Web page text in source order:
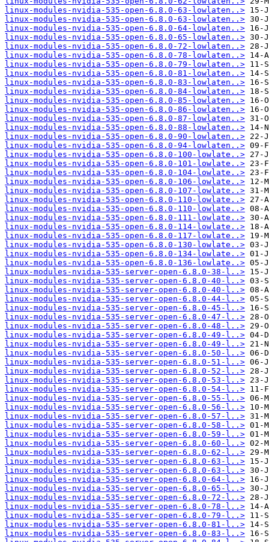
linux-modules-nvidia-535-open-6.8.0-63-lowlaten..>
linux-modules-nvidia-535-open-6.8.0-63-lowlaten..>
linux-modules-nvidia-535-open-6.8.0-64-lowlaten..>
linux-modules-nvidia-535-open-6.8.0-65-lowlaten..>
linux-modules-nvidia-535-open-6.8.0-72-lowlaten..>
linux-modules-nvidia-535-open-6.8.0-78-lowlaten..>
linux-modules-nvidia-535-open-6.8.0-79-lowlaten..>
linux-modules-nvidia-535-open-6.8.0-81-lowlaten..>
linux-modules-nvidia-535-open-6.8.0-83-lowlaten..>
linux-modules-nvidia-535-open-6.8.0-84-lowlaten..>
linux-modules-nvidia-535-open-6.8.0-85-lowlaten..>
linux-modules-nvidia-535-open-6.8.0-86-lowlaten..>
linux-modules-nvidia-535-open-6.8.0-87-lowlaten..>
linux-modules-nvidia-535-open-6.8.0-88-lowlaten..>
linux-modules-nvidia-535-open-6.8.0-90-lowlaten..>
linux-modules-nvidia-535-open-6.8.0-94-lowlaten..>
linux-modules-nvidia-535-open-6.8.0-100-lowlate..>
linux-modules-nvidia-535-open-6.8.0-101-lowlate..>
linux-modules-nvidia-535-open-6.8.0-104-lowlate..>
linux-modules-nvidia-535-open-6.8.0-106-lowlate..>
linux-modules-nvidia-535-open-6.8.0-107-lowlate..>
linux-modules-nvidia-535-open-6.8.0-110-lowlate..>
linux-modules-nvidia-535-open-6.8.0-110-lowlate..>
linux-modules-nvidia-535-open-6.8.0-111-lowlate..>
linux-modules-nvidia-535-open-6.8.0-114-lowlate..>
linux-modules-nvidia-535-open-6.8.0-117-lowlate..>
linux-modules-nvidia-535-open-6.8.0-130-lowlate..>
linux-modules-nvidia-535-open-6.8.0-134-lowlate..>
linux-modules-nvidia-535-open-6.8.0-136-lowlate..>
linux-modules-nvidia-535-server-open-6.8.0-38-l..>
linux-modules-nvidia-535-server-open-6.8.0-40-l..>
linux-modules-nvidia-535-server-open-6.8.0-40-l..>
linux-modules-nvidia-535-server-open-6.8.0-44-l..>
linux-modules-nvidia-535-server-open-6.8.0-45-l..>
linux-modules-nvidia-535-server-open-6.8.0-47-l..>
linux-modules-nvidia-535-server-open-6.8.0-48-l..>
linux-modules-nvidia-535-server-open-6.8.0-49-l..>
linux-modules-nvidia-535-server-open-6.8.0-49-l..>
linux-modules-nvidia-535-server-open-6.8.0-50-l..>
linux-modules-nvidia-535-server-open-6.8.0-51-l..>
linux-modules-nvidia-535-server-open-6.8.0-52-l..>
linux-modules-nvidia-535-server-open-6.8.0-53-l..>
linux-modules-nvidia-535-server-open-6.8.0-54-l..>
linux-modules-nvidia-535-server-open-6.8.0-55-l..>
linux-modules-nvidia-535-server-open-6.8.0-56-l..>
linux-modules-nvidia-535-server-open-6.8.0-57-l..>
linux-modules-nvidia-535-server-open-6.8.0-58-l..>
linux-modules-nvidia-535-server-open-6.8.0-59-l..>
linux-modules-nvidia-535-server-open-6.8.0-60-l..>
linux-modules-nvidia-535-server-open-6.8.0-62-l..>
linux-modules-nvidia-535-server-open-6.8.0-63-l..>
linux-modules-nvidia-535-server-open-6.8.0-63-l..>
linux-modules-nvidia-535-server-open-6.8.0-64-l..>
linux-modules-nvidia-535-server-open-6.8.0-65-l..>
linux-modules-nvidia-535-server-open-6.8.0-72-l..>
linux-modules-nvidia-535-server-open-6.8.0-78-l..>
linux-modules-nvidia-535-server-open-6.8.0-79-l..>
linux-modules-nvidia-535-server-open-6.8.0-81-l..>
linux-modules-nvidia-535-server-open-6.8.0-83-l..>